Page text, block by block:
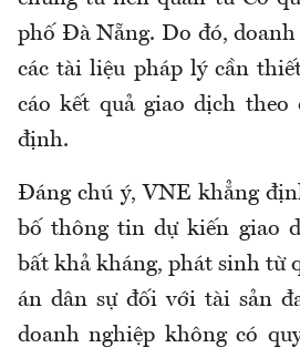
phố Đà Nẵng. Do đó,
các tài liệu pháp lý cần
cáo kết quả giao dịch
định.
Đáng chú ý, VNE khẳng
bố thông tin dự kiến giao
bất khả kháng, phát sinh từ
án dân sự đối với tài sản
doanh nghiệp không có